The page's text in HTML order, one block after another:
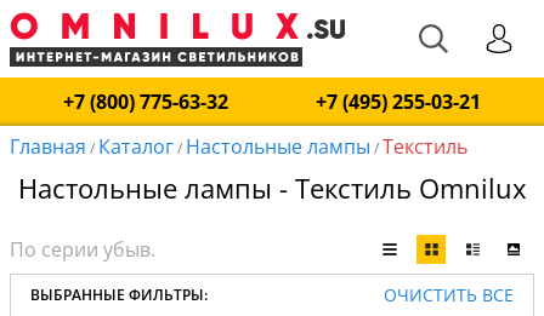
+7 (800) 775-63-32
+7 (495) 255-03-21
Главная / Каталог/ Настольные лампы /Текстиль
Настольные лампы - Текстиль Omnilux
ВЫБРАННЫЕ ФИЛЬТРЫ: ОЧИСТИТЬ ВСЕ